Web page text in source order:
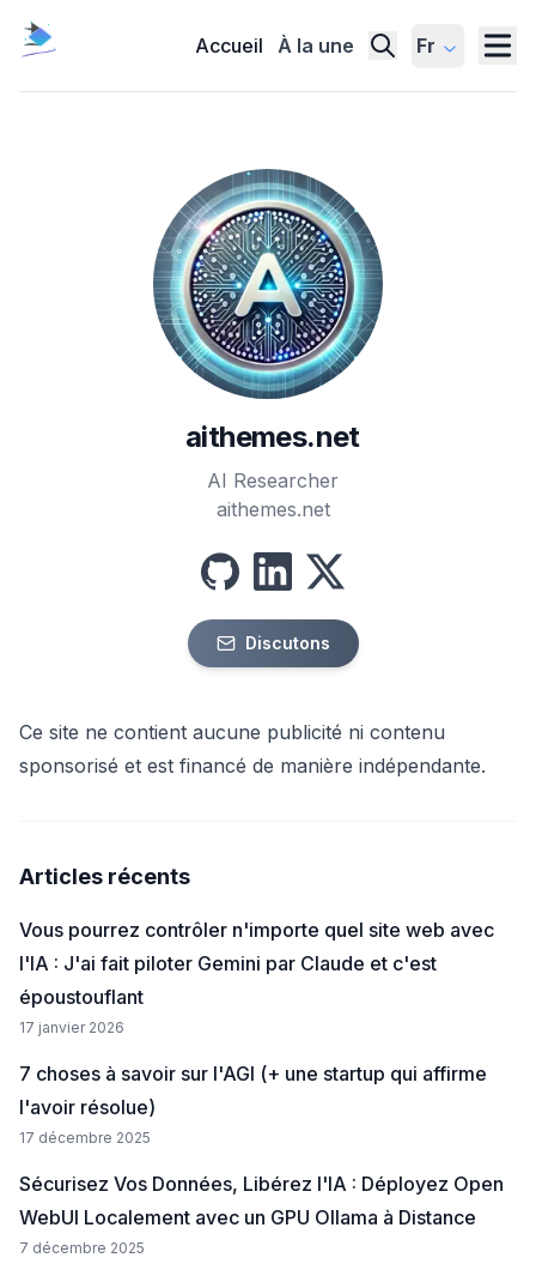
Accueil À la une Fr
aithemes.net
AI Researcher
aithemes.net
github linkedin
x
Discutons
Ce site ne contient aucune publicité ni contenu
sponsorisé et est financé de manière indépendante.
Articles récents
Vous pourrez contrôler n'importe quel site web avec
l'IA : J'ai fait piloter Gemini par Claude et c'est
époustouflant
17 janvier 2026
7 choses à savoir sur l'AGI (+ une startup qui affirme
l'avoir résolue)
17 décembre 2025
Sécurisez Vos Données, Libérez l'IA : Déployez Open
WebUI Localement avec un GPU Ollama à Distance
7 décembre 2025